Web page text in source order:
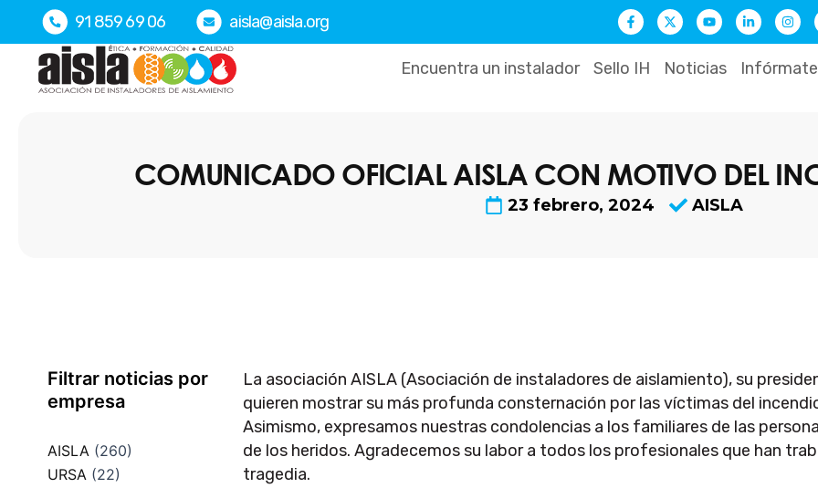
contenido
91 859 69 06 aisla@aisla.org
F
a
c
b
o
X
-
t
i
t
Y
o
u
u
b
L
i
n
e
d
I
n
s
a
g
Encuentra un instalador Sello IH Noticias Infórmate
COMUNICADO OFICIAL AISLA CON MOTIVO DEL
23 febrero, 2024 AISLA
Filtrar noticias por
empresa
AISLA (260)
URSA (22)
La asociaciónAISLA (Asociación de instaladores de aislamiento), su
quieren mostrar su más profunda consternación por las víctimas del
Asimismo, expresamos nuestras condolencias a los familiares de las
de los heridos. Agradecemos su labor a todos los profesionales que han
tragedia.